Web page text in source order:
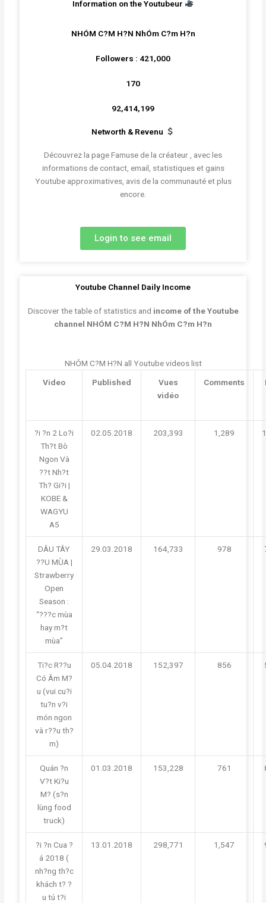
Information on the Youtubeur
NHÓM C?M H?N NhÓm C?m H?n
Followers : 421,000
170
92,414,199
Networth & Revenu
Découvrez la page Famuse de la créateur , avec les
informations de contact, email, statistiques et gains
Youtube approximatives, avis de la communauté et plus
encore.
Login to see email
Youtube Channel Daily Income
Discover the table of statistics and income of the Youtube
channel NHÓM C?M H?N NhÓm C?m H?n
NHÓM C?M H?N all Youtube videos list
Video
Published
Vues
vidéo
Comments
?i ?n 2 Lo?i
Th?t Bò
Ngon Và
??t Nh?t
Th? Gi?i |
KOBE &
WAGYU
A5
02.05.2018 203,393 1,289
DÂU TÂY
??U MÙA |
Strawberry
Open
Season :
“???c mùa
hay m?t
mùa”
29.03.2018 164,733 978
Ti?c R??u
Có Âm M?
u (vui cu?i
tu?n v?i
món ngon
và r??u th?
m)
05.04.2018 152,397 856
Quán ?n
V?t Ki?u
M? (s?n
lùng food
truck)
01.03.2018 153,228 761
?i ?n Cua ?
á 2018 (
nh?ng th?c
khách t? ?
u tú t?i
13.01.2018 298,771 1,547